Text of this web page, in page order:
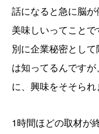
話になると急に脳
美味しいってことで
別に企業秘密とし
は知ってるんです
に、興味をそそられ
1時間ほどの取材が